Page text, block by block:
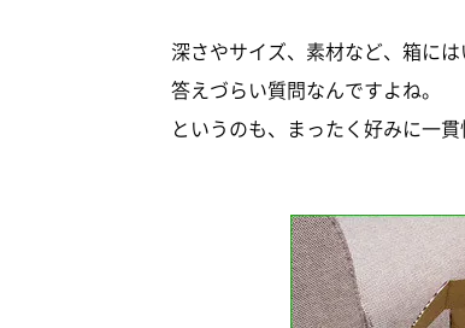
深さやサイズ、素材など、箱に
答えづらい質問なんですよね。
というのも、まったく好みに一